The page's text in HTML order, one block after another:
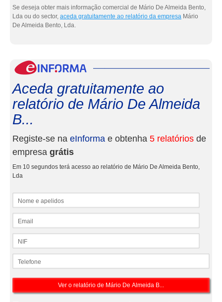
Se deseja obter mais informação comercial de Mário De Almeida Bento,
Lda ou do sector, aceda gratuitamente ao relatório da empresa Mário
De Almeida Bento, Lda.
Aceda gratuitamente ao
relatório de Mário De Almeida
B...
Registe-se na eInforma e obtenha 5 relatórios de
empresa grátis
Em 10 segundos terá acesso ao relatório de Mário De Almeida Bento,
Lda